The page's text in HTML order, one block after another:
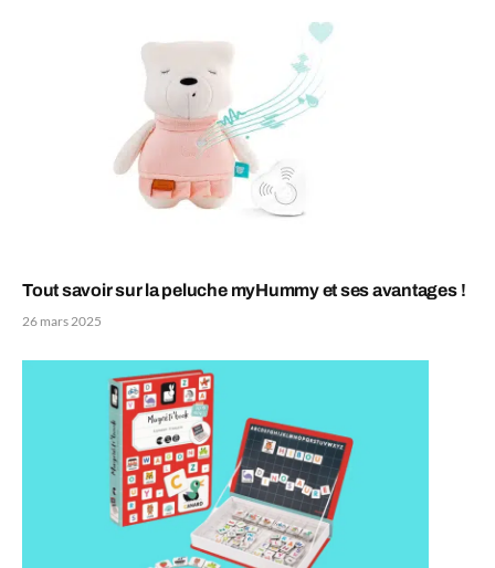
Tout savoir sur la peluche myHummy et ses avantages !
26 mars 2025